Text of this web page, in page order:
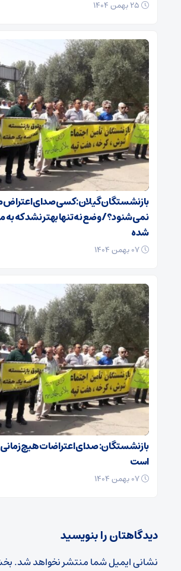
بازنشستگان گیلان: کسی صدای اعتراض
نمی‌شنود؟/ وضع نه تنها بهتر نشد که به
شده
بازنشستگان: صدای اعتراضات هیچ
است
دیدگاهتان را بنویسید
نشانی ایمیل شما منتشر نخواهد شد.